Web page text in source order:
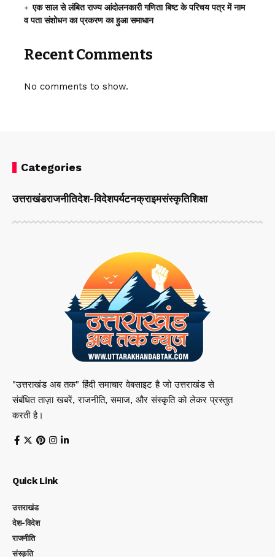
एक साल से लंबित राज्य आंदोलनकारी गणिता बिष्ट के परिचय पत्र में नाम
व पता संशोधन का प्रकरण का हुआ समाधान
Recent Comments
No comments to show.
Categories
उत्तराखंडराजनीतिदेश-विदेशपर्यटनक्राइमसंस्कृतिशिक्षा
"उत्तराखंड अब तक" हिंदी समाचार वेबसाइट है जो उत्तराखंड से
संबंधित ताज़ा खबरें, राजनीति, समाज, और संस्कृति को लेकर प्रस्तुत
करती है।
Quick Link
उत्तराखंड
देश-विदेश
राजनीति
संस्कृति